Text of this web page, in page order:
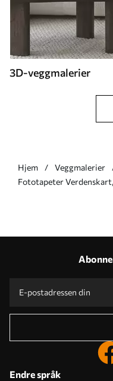
3D-veggmalerier
Hjem Veggmalerier
Fototapeter
Endre språk